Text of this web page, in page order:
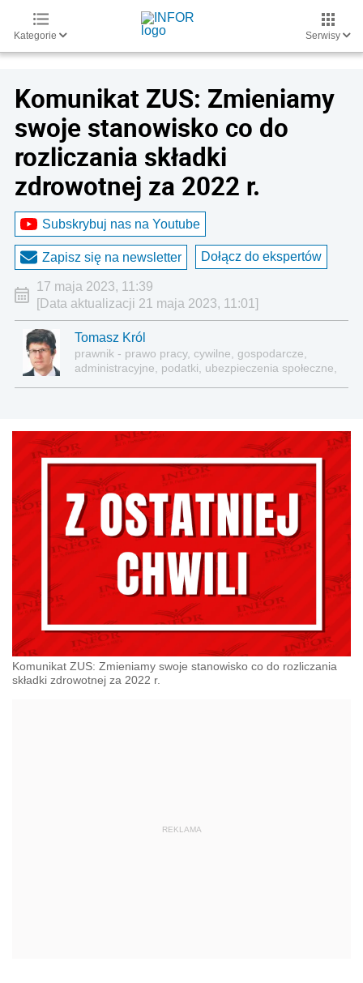
Kategorie Serwisy
Komunikat ZUS: Zmieniamy
swoje stanowisko co do
rozliczania składki
zdrowotnej za 2022 r.
Subskrybuj nas na Youtube
Zapisz się na newsletter Dołącz do ekspertów
17 maja 2023, 11:39
[Data aktualizacji 21 maja 2023, 11:01]
Tomasz Król
prawnik - prawo pracy, cywilne, gospodarcze,
administracyjne, podatki, ubezpieczenia społeczne,
Komunikat ZUS: Zmieniamy swoje stanowisko co do rozliczania
składki zdrowotnej za 2022 r.